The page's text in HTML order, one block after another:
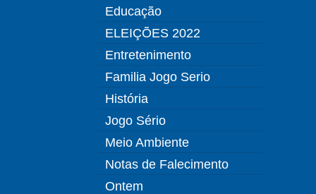
Educação
ELEIÇÕES 2022
Entretenimento
Familia Jogo Serio
História
Jogo Sério
Meio Ambiente
Notas de Falecimento
Ontem